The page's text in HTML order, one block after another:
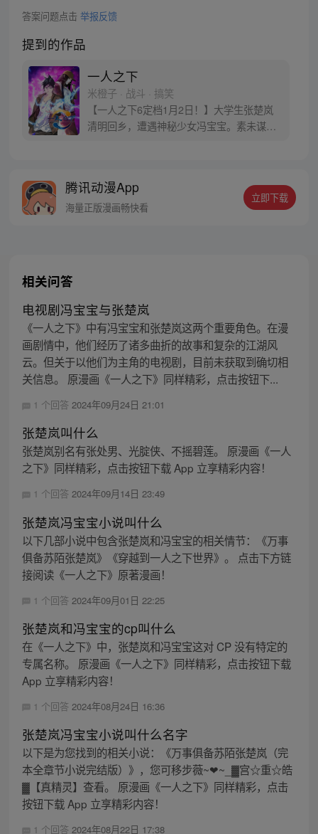
答案问题点击 举报反馈
提到的作品
一人之下
米橙子 · 战斗 · 搞笑
【一人之下6定档1月2日！】大学生张楚岚
清明回乡，遭遇神秘少女冯宝宝。素未谋面
密，张楚岚的生活被彻底颠覆，与冯宝宝一
同踏上“异人”之旅。
腾讯动漫App
海量正版漫画畅快看
立即下载
相关问答
电视剧冯宝宝与张楚岚
《一人之下》中有冯宝宝和张楚岚这两个重要角色。在漫
画剧情中，他们经历了诸多曲折的故事和复杂的江湖风
云。但关于以他们为主角的电视剧，目前未获取到确切相
关信息。 原漫画《一人之下》同样精彩，点击按钮下...
1 个回答 2024年09月24日 21:01
张楚岚叫什么
张楚岚别名有张处男、光腚侠、不摇碧莲。 原漫画《一人
之下》同样精彩，点击按钮下载 App 立享精彩内容！
1 个回答 2024年09月14日 23:49
张楚岚冯宝宝小说叫什么
以下几部小说中包含张楚岚和冯宝宝的相关情节：《万事
俱备苏陌张楚岚》《穿越到一人之下世界》。 点击下方链
接阅读《一人之下》原著漫画！
1 个回答 2024年09月01日 22:25
张楚岚和冯宝宝的cp叫什么
在《一人之下》中，张楚岚和冯宝宝这对 CP 没有特定的
专属名称。 原漫画《一人之下》同样精彩，点击按钮下载
App 立享精彩内容！
1 个回答 2024年08月24日 16:36
张楚岚冯宝宝小说叫什么名字
以下是为您找到的相关小说：《万事俱备苏陌张楚岚（完
本全章节小说完结版）》，您可移步薇~❤~_▓宫☆重☆皓
▓【真精灵】查看。 原漫画《一人之下》同样精彩，点击
按钮下载 App 立享精彩内容！
1 个回答 2024年08月22日 17:38